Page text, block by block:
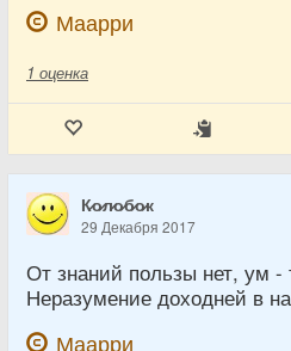
Маарри
1 оценка
К̷о̷л̷о̷б̷о̷к
29 Декабря 2017
От знаний пользы нет, ум -
Неразумение доходней в
Маарри